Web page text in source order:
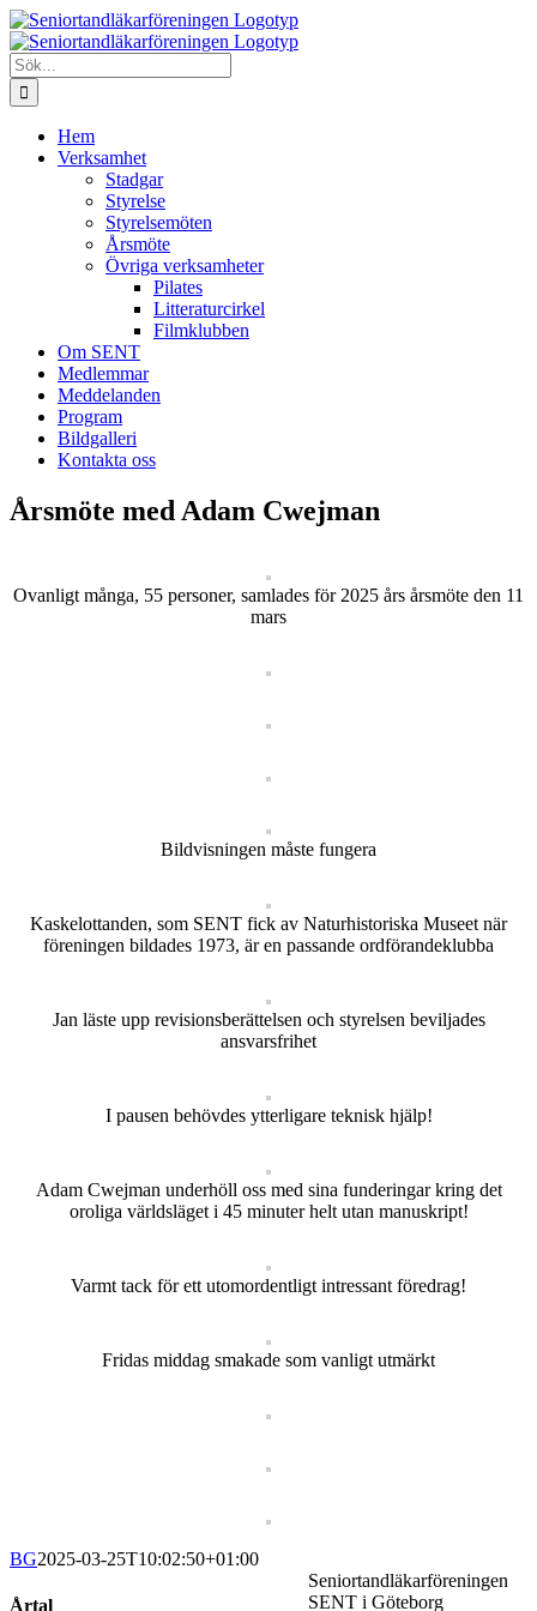
Fortsätt
till
innehållet
Sök
efter:
Hem
Verksamhet
Stadgar
Styrelse
Styrelsemöten
Årsmöte
Övriga verksamheter
Pilates
Litteraturcirkel
Filmklubben
Om SENT
Medlemmar
Meddelanden
Program
Bildgalleri
Kontakta oss
Årsmöte med Adam Cwejman
Ovanligt många, 55 personer, samlades för 2025 års årsmöte den 11
mars
Bildvisningen måste fungera
Kaskelottanden, som SENT fick av Naturhistoriska Museet när
föreningen bildades 1973, är en passande ordförandeklubba
Jan läste upp revisionsberättelsen och styrelsen beviljades
ansvarsfrihet
I pausen behövdes ytterligare teknisk hjälp!
Adam Cwejman underhöll oss med sina funderingar kring det
oroliga världsläget i 45 minuter helt utan manuskript!
Varmt tack för ett utomordentligt intressant föredrag!
Fridas middag smakade som vanligt utmärkt
BG2025-03-25T10:02:50+01:00
Årtal
Seniortandläkarföreningen
SENT i Göteborg